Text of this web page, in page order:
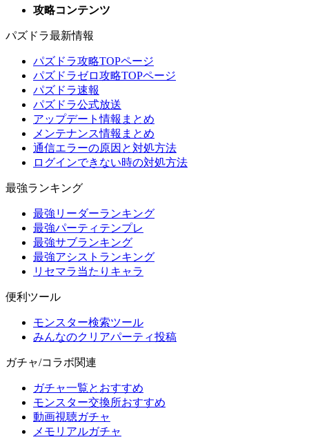
攻略コンテンツ
パズドラ最新情報
パズドラ攻略TOPページ
パズドラゼロ攻略TOPページ
パズドラ速報
パズドラ公式放送
アップデート情報まとめ
メンテナンス情報まとめ
通信エラーの原因と対処方法
ログインできない時の対処方法
最強ランキング
最強リーダーランキング
最強パーティテンプレ
最強サブランキング
最強アシストランキング
リセマラ当たりキャラ
便利ツール
モンスター検索ツール
みんなのクリアパーティ投稿
ガチャ/コラボ関連
ガチャ一覧とおすすめ
モンスター交換所おすすめ
動画視聴ガチャ
メモリアルガチャ